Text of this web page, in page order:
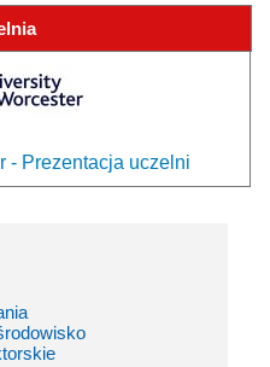
- Prezentacja uczelni